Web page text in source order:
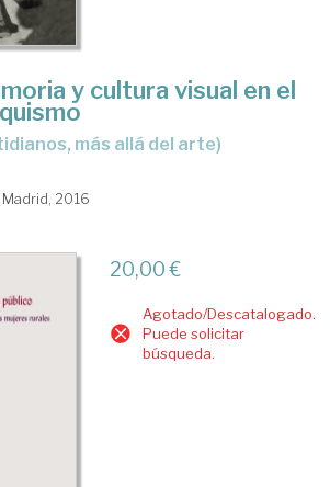
y cultura visual en el
más allá del arte)
2016
20,00 €
Agotado/Descatalogado.
Puede solicitar
búsqueda.